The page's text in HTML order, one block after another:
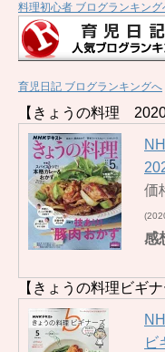
料理初心者 ブログランキング
育児日記 ブログランキングへ
【きょうの料理 2020
価
感
【きょうの料理ビギ
ビ